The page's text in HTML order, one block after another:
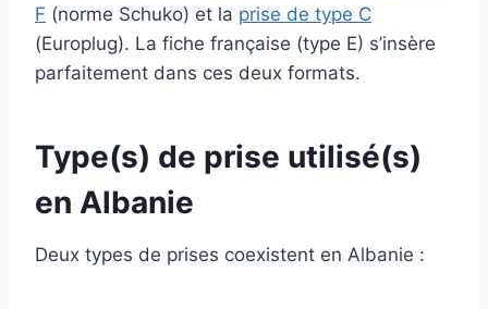
F (norme Schuko) et la prise de type C
(Europlug). La fiche française (type E) s’insère
parfaitement dans ces deux formats.
Type(s) de prise utilisé(s)
en Albanie
Deux types de prises coexistent en Albanie :